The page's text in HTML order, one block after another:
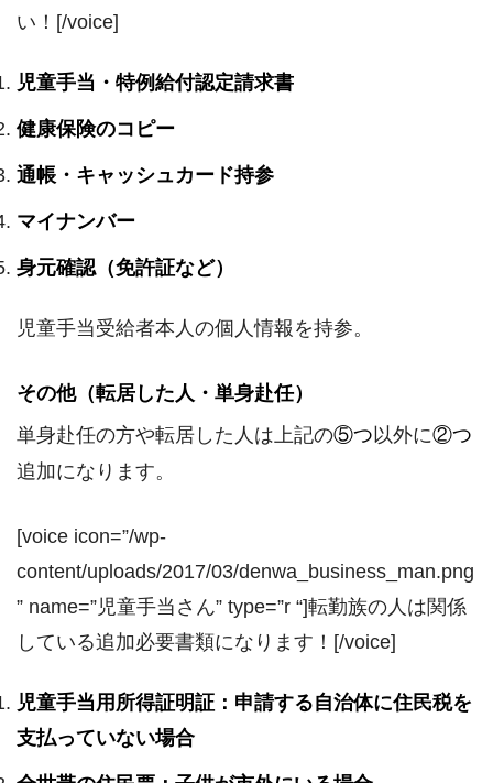
い！[/voice]
児童手当・特例給付認定請求書
健康保険のコピー
通帳・キャッシュカード持参
マイナンバー
身元確認（免許証など）
児童手当受給者本人の個人情報を持参。
その他（転居した人・単身赴任）
単身赴任の方や転居した人は上記の⑤つ 以外に②つ
追加になります。
[voice icon=”/wp-
content/uploads/2017/03/denwa_business_man.png
” name=”児童手当さん” type=”r “]転勤族の人は関係
している追加必要書類になります！[/voice]
児童手当用所得証明証：申請する自治体に住民税を
支払っていない場合